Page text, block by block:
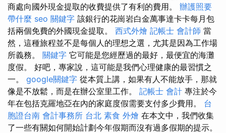
商處向國外現金提取的收費提供了有利的費用。 辦護照要
帶什麼 seo 關鍵字 該銀行的花崗岩白金萬事達卡卡每月包
括兩個免費的外國現金提取。 西式外燴 記帳士 會計師 當
然，這種旅程並不是每個人的理想之選，尤其是因為工作場
所義務。 關鍵字 它可能是您經歷過的最好，最便宜的海灘
度假。 好吧，專家說，這可能是我們心理健康的最習慣之
一。 google關鍵字 從本質上講，如果有人不能放手，那就
像是不放鬆，而是在辦公室里工作。 記帳士 會計 專注於今
年在包括克羅地亞在內的家庭度假需要支付多少費用。 台
胞證台南 會計事務所 台北 素食 外燴 在本文中，我們收集
了一些有關如何開始計劃今年假期而沒有過多假期的提示。